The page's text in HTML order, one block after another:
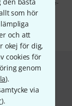
som hör
och att
okej för dig,
cookies för
genom
).
via
).
jag till att ta emot e-
Du finner mer